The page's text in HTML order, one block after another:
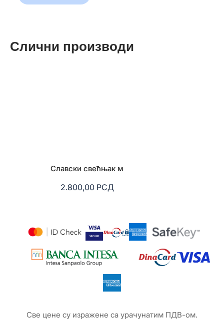
Слични производи
Славски свећњак м
2.800,00 РСД
Све цене су изражене са урачунатим ПДВ-ом.